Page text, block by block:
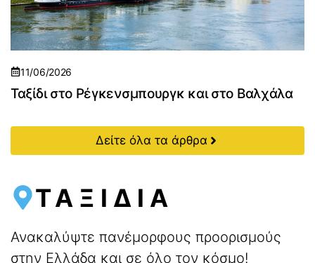
11/06/2026
Ταξίδι στο Ρέγκενσμπουργκ και στο Βαλχάλα
Δείτε όλα τα άρθρα
ΤΑΞΙΔΙΑ
Ανακαλύψτε πανέμορφους προορισμούς
στην Ελλάδα και σε όλο τον κόσμο!